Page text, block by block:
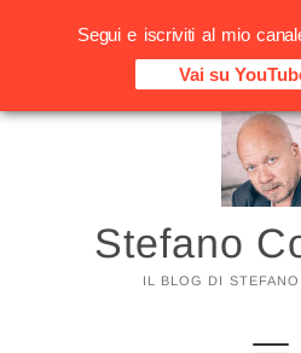
Vai
Stefano
IL BLOG DI
Segui e iscriviti al mio
Vai su